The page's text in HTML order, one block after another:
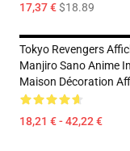
17,37 €$18.89
Tokyo Revengers
Manjiro Sano Anime
Maison Décoration
18,21 € - 42,22 €